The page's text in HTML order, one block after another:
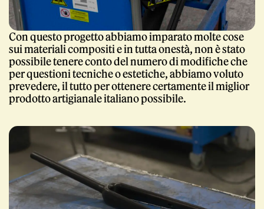
Con questo progetto abbiamo imparato molte cose
sui materiali compositi e in tutta onestà, non è stato
possibile tenere conto del numero di modifiche che
per questioni tecniche o estetiche, abbiamo voluto
prevedere, il tutto per ottenere certamente il miglior
prodotto artigianale italiano possibile.